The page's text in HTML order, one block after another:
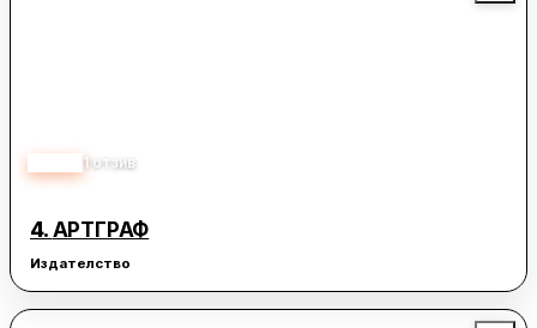
1 отзив
4. АРТГРАФ
Издателство